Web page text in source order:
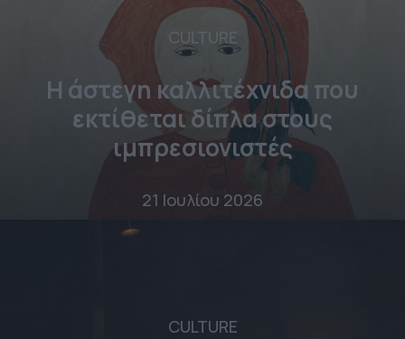
CULTURE
Η άστεγη καλλιτέχνιδα που
εκτίθεται δίπλα στους
ιμπρεσιονιστές
21 Ιουλίου 2026
CULTURE